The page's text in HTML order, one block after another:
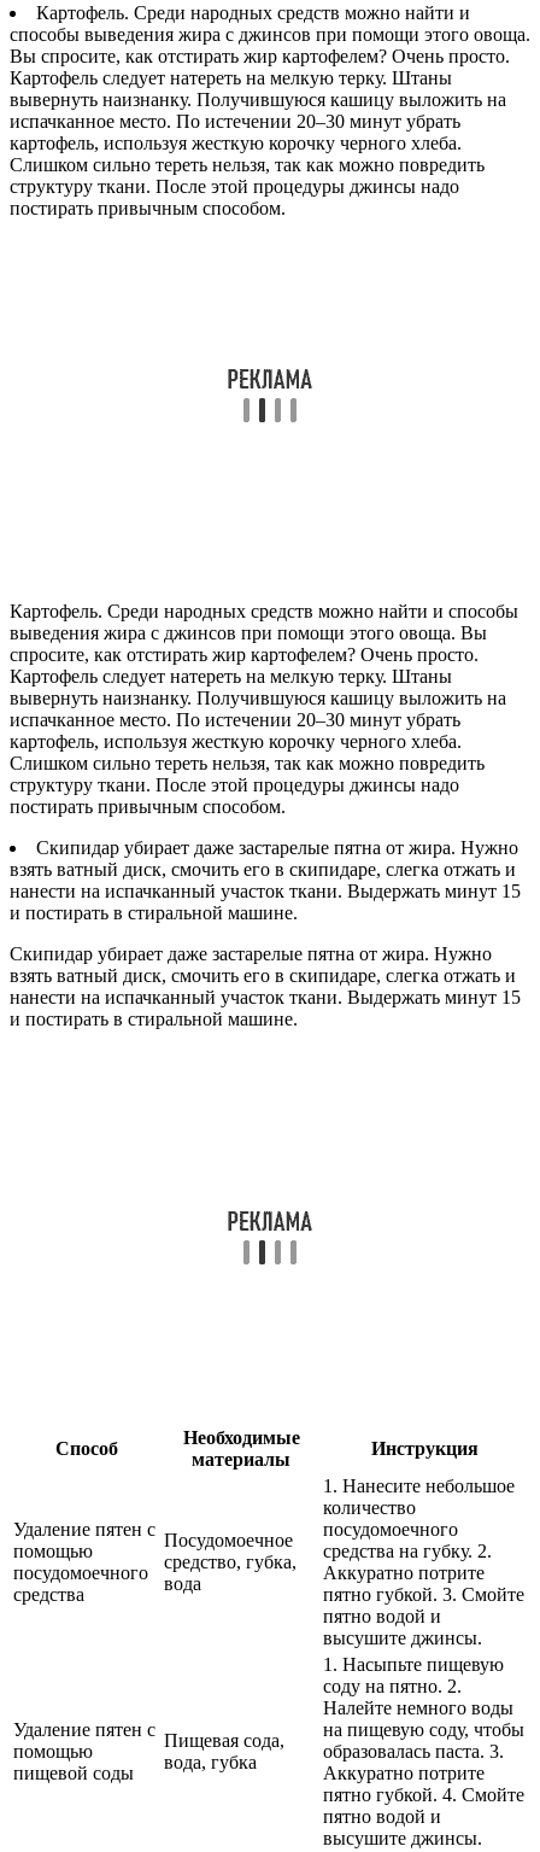
Картофель. Среди народных средств можно найти и
способы выведения жира с джинсов при помощи этого овоща.
Вы спросите, как отстирать жир картофелем? Очень просто.
Картофель следует натереть на мелкую терку. Штаны
вывернуть наизнанку. Получившуюся кашицу выложить на
испачканное место. По истечении 20–30 минут убрать
картофель, используя жесткую корочку черного хлеба.
Слишком сильно тереть нельзя, так как можно повредить
структуру ткани. После этой процедуры джинсы надо
постирать привычным способом.
Картофель. Среди народных средств можно найти и способы
выведения жира с джинсов при помощи этого овоща. Вы
спросите, как отстирать жир картофелем? Очень просто.
Картофель следует натереть на мелкую терку. Штаны
вывернуть наизнанку. Получившуюся кашицу выложить на
испачканное место. По истечении 20–30 минут убрать
картофель, используя жесткую корочку черного хлеба.
Слишком сильно тереть нельзя, так как можно повредить
структуру ткани. После этой процедуры джинсы надо
постирать привычным способом.
Скипидар убирает даже застарелые пятна от жира. Нужно
взять ватный диск, смочить его в скипидаре, слегка отжать и
нанести на испачканный участок ткани. Выдержать минут 15
и постирать в стиральной машине.
Скипидар убирает даже застарелые пятна от жира. Нужно
взять ватный диск, смочить его в скипидаре, слегка отжать и
нанести на испачканный участок ткани. Выдержать минут 15
и постирать в стиральной машине.
Способ
Необходимые
материалы
Инструкция
Удаление пятен с
помощью
посудомоечного
средства
Посудомоечное
средство, губка,
вода
1. Нанесите небольшое
количество
посудомоечного
средства на губку. 2.
Аккуратно потрите
пятно губкой. 3. Смойте
пятно водой и
высушите джинсы.
Удаление пятен с
помощью
пищевой соды
Пищевая сода,
вода, губка
1. Насыпьте пищевую
соду на пятно. 2.
Налейте немного воды
на пищевую соду, чтобы
образовалась паста. 3.
Аккуратно потрите
пятно губкой. 4. Смойте
пятно водой и
высушите джинсы.